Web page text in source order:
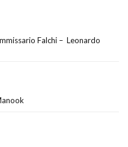
Falchi – Leonardo